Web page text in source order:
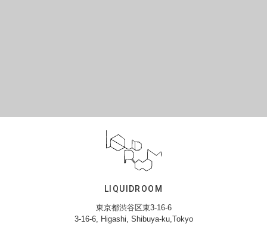
LIQUIDROOM
東京都渋谷区東3-16-6
3-16-6, Higashi, Shibuya-ku,Tokyo